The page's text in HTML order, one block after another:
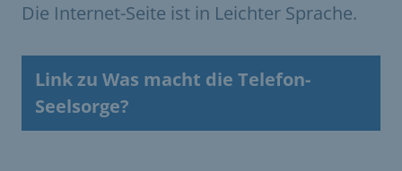
Die Internet-Seite ist in Leichter Sprache.
Link zu Was macht die Telefon-
Seelsorge?